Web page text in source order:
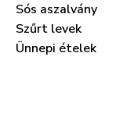
Sós aszalvány
Szűrt levek
Ünnepi ételek